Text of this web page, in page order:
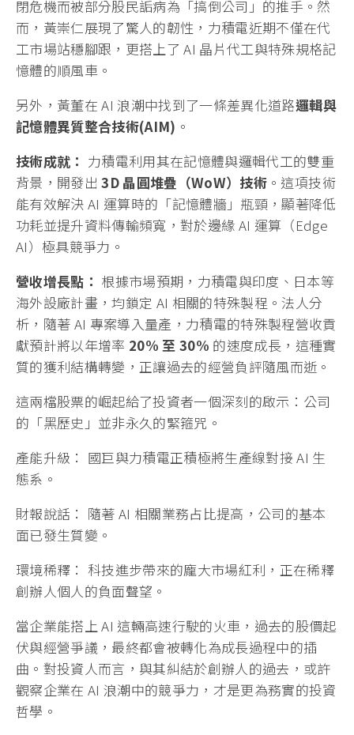
閉危機而被部分股民詬病為「搞倒公司」的推手。然
而，黃崇仁展現了驚人的韌性，力積電近期不僅在代
工市場站穩腳跟，更搭上了 AI 晶片代工與特殊規格記
憶體的順風車。
另外，黃董在 AI 浪潮中找到了一條差異化道路邏輯與
記憶體異質整合技術(AIM) 。
技術成就： 力積電利用其在記憶體與邏輯代工的雙重
背景，開發出3D 晶圓堆疊（WoW）技術 。這項技術
能有效解決 AI 運算時的「記憶體牆」瓶頸，顯著降低
功耗並提升資料傳輸頻寬，對於邊緣 AI 運算（Edge
AI）極具競爭力。
營收增長點： 根據市場預期，力積電與印度、日本等
海外設廠計畫，均鎖定 AI 相關的特殊製程。法人分
析，隨著 AI 專案導入量產，力積電的特殊製程營收貢
獻預計將以年增率 20% 至 30% 的速度成長，這種實
質的獲利結構轉變，正讓過去的經營負評隨風而逝。
這兩檔股票的崛起給了投資者一個深刻的啟示：公司
的「黑歷史」並非永久的緊箍咒。
產能升級： 國巨與力積電正積極將生產線對接 AI 生
態系。
財報說話： 隨著 AI 相關業務占比提高，公司的基本
面已發生質變。
環境稀釋： 科技進步帶來的龐大市場紅利，正在稀釋
創辦人個人的負面聲望。
當企業能搭上 AI 這輛高速行駛的火車，過去的股價起
伏與經營爭議，最終都會被轉化為成長過程中的插
曲。對投資人而言，與其糾結於創辦人的過去，或許
觀察企業在 AI 浪潮中的競爭力，才是更為務實的投資
哲學。